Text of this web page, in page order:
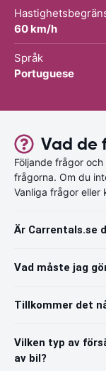
60 km/h
Språk
Portuguese
Vad de
Följande frågor
frågorna. Om du
Vanliga frågor eller
Är Carrentals.se
Vad måste jag
Tillkommer det
Vilken typ av
av bil?